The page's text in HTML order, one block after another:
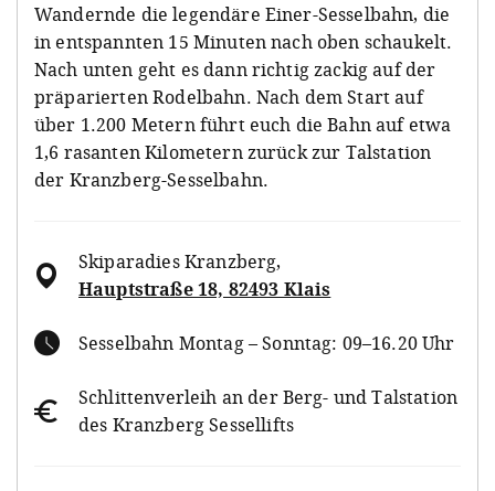
Wandernde die legendäre Einer-Sesselbahn, die
in entspannten 15 Minuten nach oben schaukelt.
Nach unten geht es dann richtig zackig auf der
präparierten Rodelbahn. Nach dem Start auf
über 1.200 Metern führt euch die Bahn auf etwa
1,6 rasanten Kilometern zurück zur Talstation
der Kranzberg-Sesselbahn.
Skiparadies Kranzberg,
Hauptstraße 18, 82493 Klais
Sesselbahn Montag – Sonntag: 09–16.20 Uhr
Schlittenverleih an der Berg- und Talstation
des Kranzberg Sessellifts